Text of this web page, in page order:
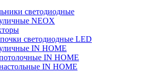
светодиодные
NEOX
светодиодные LED
IN HOME
IN HOME
IN HOME